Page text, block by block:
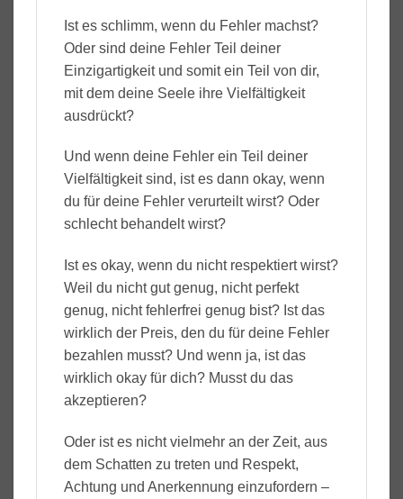
Ist es schlimm, wenn du Fehler machst?
Oder sind deine Fehler Teil deiner
Einzigartigkeit und somit ein Teil von dir,
mit dem deine Seele ihre Vielfältigkeit
ausdrückt?
Und wenn deine Fehler ein Teil deiner
Vielfältigkeit sind, ist es dann okay, wenn
du für deine Fehler verurteilt wirst? Oder
schlecht behandelt wirst?
Ist es okay, wenn du nicht respektiert wirst?
Weil du nicht gut genug, nicht perfekt
genug, nicht fehlerfrei genug bist? Ist das
wirklich der Preis, den du für deine Fehler
bezahlen musst? Und wenn ja, ist das
wirklich okay für dich? Musst du das
akzeptieren?
Oder ist es nicht vielmehr an der Zeit, aus
dem Schatten zu treten und Respekt,
Achtung und Anerkennung einzufordern –